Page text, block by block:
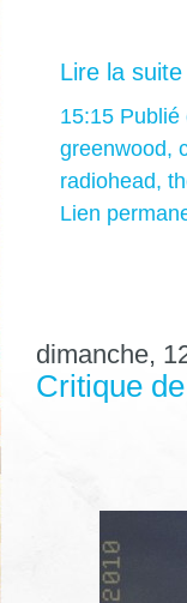
Lire la suite
15:15 Publié
greenwood,
radiohead,
Lien
dimanche,
Critique